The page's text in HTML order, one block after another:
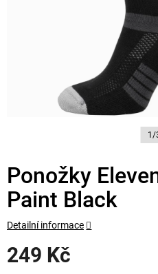
1/
Ponožky
Paint Black
249 Kč
Detailní informace